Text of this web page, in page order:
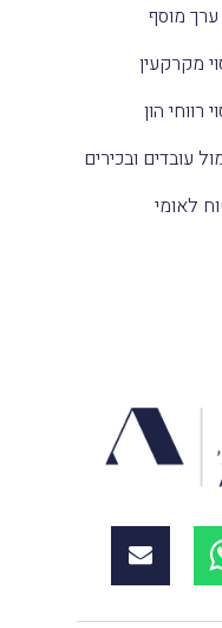
מוסף
מקרקעין
רווחי הון
עובדים ובכירים
לאומי